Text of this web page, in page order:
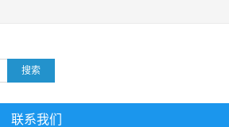
搜索
联系我们